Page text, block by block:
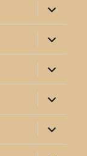
ouvrir
le
sous-
menu
ouvrir
le
sous-
menu
ouvrir
le
sous-
menu
ouvrir
le
sous-
menu
ouvrir
le
sous-